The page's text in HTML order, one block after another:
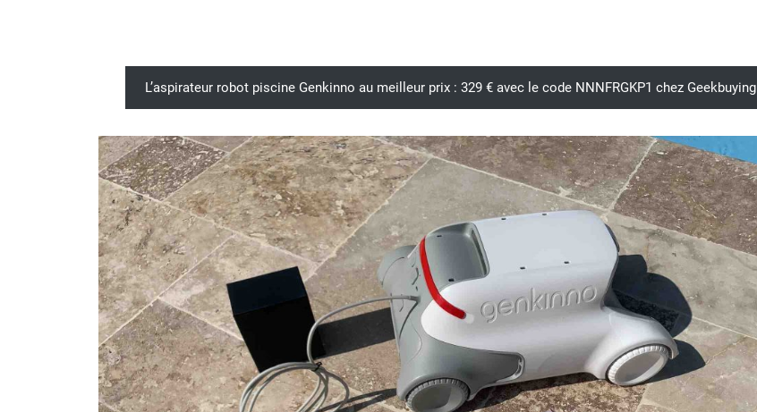
L’aspirateur robot piscine Genkinno au meilleur prix : 329 € avec le code NNNFRGKP1 chez Geekbuying